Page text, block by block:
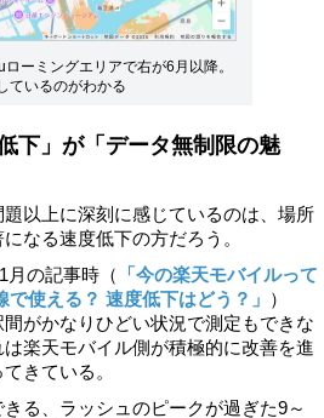
ーミングエリアで右が6月以降。
ているのがわかる
下」が「データ無制限の魅
以上に深刻に感じているのは、場所
なる速度低下の方だろう。
の記事時（
「今の楽天モバイルって
使える？ 速度低下はどう？」 ）
がかなりひどい状況で測定もできな
楽天モバイル側が積極的に改善を進
きている。
る、ラッシュのピークが過ぎた9～